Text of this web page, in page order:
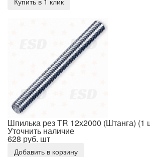
Шпилька рез TR 12х2000 (Штанга) (1
Уточнить наличие
628 руб. шт
Добавить в корзину